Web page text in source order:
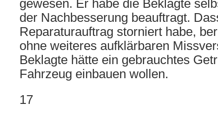
gewesen. Er habe die Beklagte
der Nachbesserung beauftragt.
Reparaturauftrag storniert habe,
ohne weiteres aufklärbaren
Beklagte hätte ein gebrauchtes
Fahrzeug einbauen wollen.
17